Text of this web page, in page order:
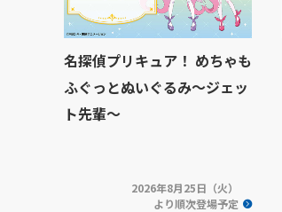
名探偵プリキュア！ めちゃも
ふぐっとぬいぐるみ～ジェッ
ト先輩～
2026年8月25日（火）
より順次登場予定